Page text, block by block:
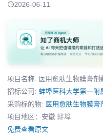
2026-06-11
项目名称: 医用愈肤生物膜膏剂
招标公司: 蚌埠医科大学第一附
采购标的物: 医用愈肤生物膜膏
项目地区：安徽 蚌埠
免费查看原文